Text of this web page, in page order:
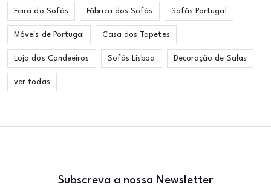
Feira do Sofás Fábrica dos Sofás Sofás Portugal
Móveis de Portugal Casa dos Tapetes
Loja dos Candeeiros Sofás Lisboa Decoração de Salas
ver todas
Subscreva a nossa Newsletter